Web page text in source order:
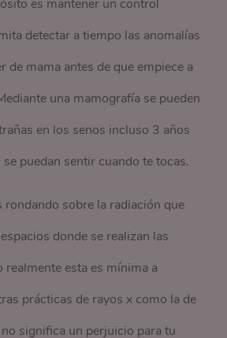
es mantener un control
detectar a tiempo las anomalías
de mama antes de que empiece a
una mamografía se pueden
en los senos incluso 3 años
se puedan sentir cuando te tocas.
sobre la radiación que
donde se realizan las
realmente esta es mínima a
prácticas de rayos x como la de
significa un perjuicio para tu